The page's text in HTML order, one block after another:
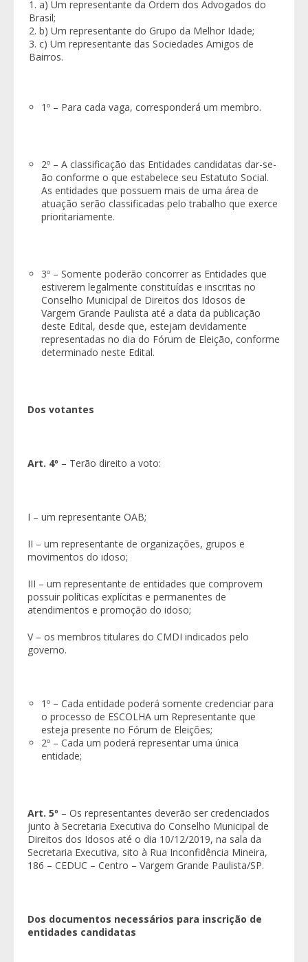
a) Um representante da Ordem dos Advogados do
Brasil;
b) Um representante do Grupo da Melhor Idade;
c) Um representante das Sociedades Amigos de
Bairros.
1º – Para cada vaga, corresponderá um membro.
2º – A classificação das Entidades candidatas dar-se-
ão conforme o que estabelece seu Estatuto Social.
As entidades que possuem mais de uma área de
atuação serão classificadas pelo trabalho que exerce
prioritariamente.
3º – Somente poderão concorrer as Entidades que
estiverem legalmente constituídas e inscritas no
Conselho Municipal de Direitos dos Idosos de
Vargem Grande Paulista até a data da publicação
deste Edital, desde que, estejam devidamente
representadas no dia do Fórum de Eleição, conforme
determinado neste Edital.
Dos votantes
Art. 4º – Terão direito a voto:
I – um representante OAB;
II – um representante de organizações, grupos e
movimentos do idoso;
III – um representante de entidades que comprovem
possuir políticas explícitas e permanentes de
atendimentos e promoção do idoso;
V – os membros titulares do CMDI indicados pelo
governo.
1º – Cada entidade poderá somente credenciar para
o processo de ESCOLHA um Representante que
esteja presente no Fórum de Eleições;
2º – Cada um poderá representar uma única
entidade;
Art. 5º – Os representantes deverão ser credenciados
junto à Secretaria Executiva do Conselho Municipal de
Direitos dos Idosos até o dia 10/12/2019, na sala da
Secretaria Executiva, sito à Rua Inconfidência Mineira,
186 – CEDUC – Centro – Vargem Grande Paulista/SP.
Dos documentos necessários para inscrição de
entidades candidatas